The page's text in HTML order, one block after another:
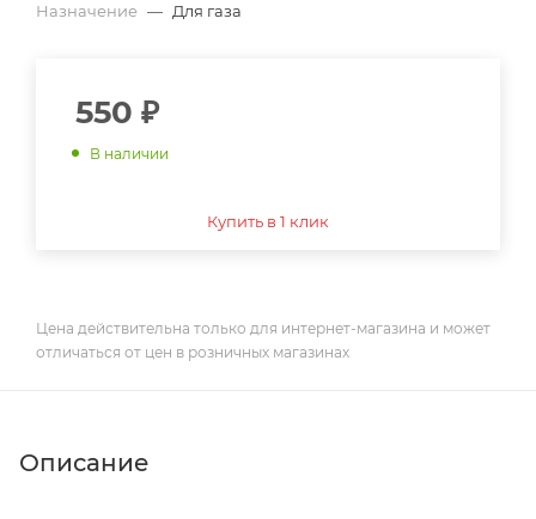
Назначение — Для газа
550 ₽
В наличии
Купить в 1 клик
Цена действительна только для интернет-магазина и может
отличаться от цен в розничных магазинах
Описание